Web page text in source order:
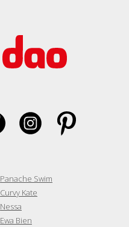
Panache Swim
Curvy Kate
Nessa
Ewa Bien